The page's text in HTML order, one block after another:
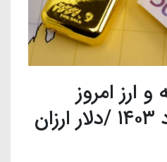
ارز امروز
دوشنبه ۷ خرداد ۱۴۰۳ /دلار ارزان